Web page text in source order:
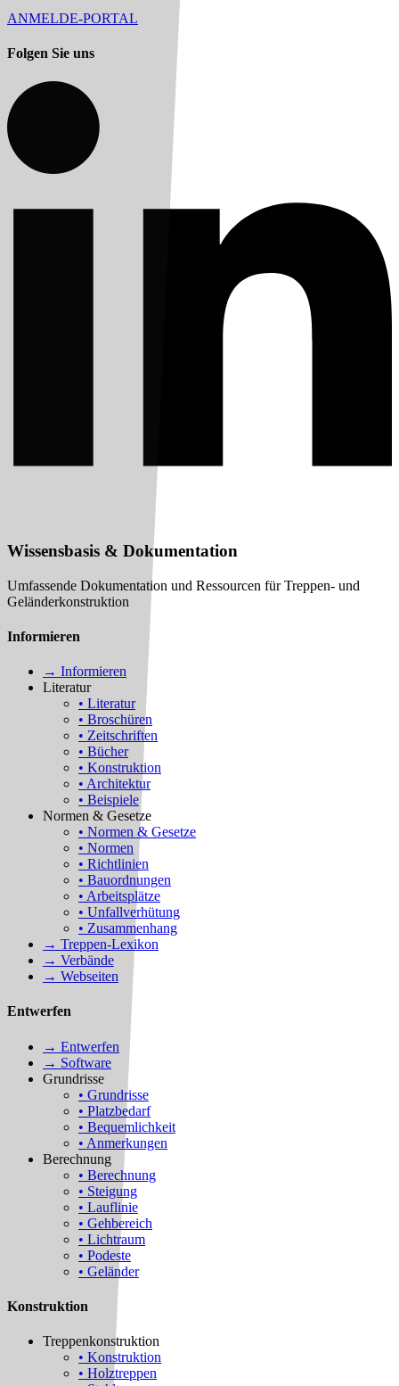
ANMELDE-PORTAL
Folgen Sie uns
Wissensbasis & Dokumentation
Umfassende Dokumentation und Ressourcen für Treppen- und
Geländerkonstruktion
Informieren
→ Informieren
Literatur
• Literatur
• Broschüren
• Zeitschriften
• Bücher
• Konstruktion
• Architektur
• Beispiele
Normen & Gesetze
• Normen & Gesetze
• Normen
• Richtlinien
• Bauordnungen
• Arbeitsplätze
• Unfallverhütung
• Zusammenhang
→ Treppen-Lexikon
→ Verbände
→ Webseiten
Entwerfen
→ Entwerfen
→ Software
Grundrisse
• Grundrisse
• Platzbedarf
• Bequemlichkeit
• Anmerkungen
Berechnung
• Berechnung
• Steigung
• Lauflinie
• Gehbereich
• Lichtraum
• Podeste
• Geländer
Konstruktion
Treppenkonstruktion
• Konstruktion
• Holztreppen